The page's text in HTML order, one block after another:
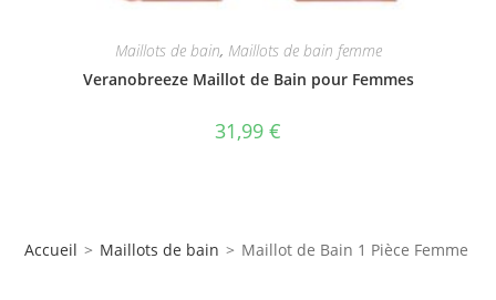
Maillots de bain, Maillots de bain femme
Veranobreeze Maillot de Bain pour Femmes
31,99 €
Accueil > Maillots de bain > Maillot de Bain 1 Pièce Femme